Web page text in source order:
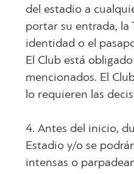
del estadio a
portar su entrada,
identidad o el
El Club está
mencionados. El
lo requieren las
4. Antes del inicio,
Estadio y/o se
intensas o